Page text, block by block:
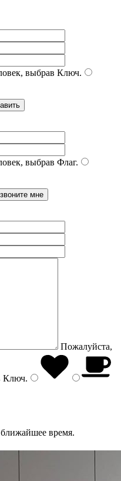
выбрав Ключ.
выбрав Флаг.
Пожалуйста,
Ключ.
время.